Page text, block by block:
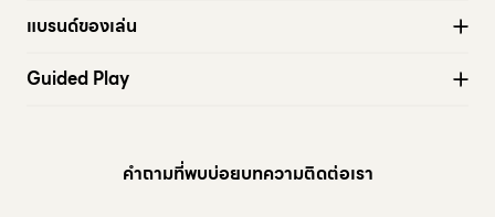
Active play
Wheels
แบรนด์ของเล่น
modu
Guided Play
คำถามที่พบบ่อยบทความติดต่อเรา